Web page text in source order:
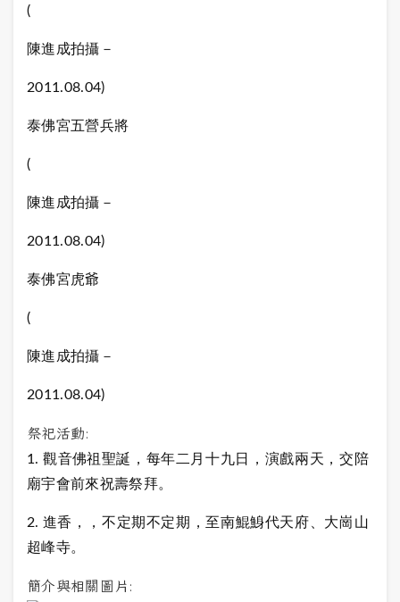
(
陳進成拍攝－
2011.08.04)
泰佛宮五營兵將
(
陳進成拍攝－
2011.08.04)
泰佛宮虎爺
(
陳進成拍攝－
2011.08.04)
祭祀活動:
1. 觀音佛祖聖誕 ，每年二月十九日，演戲兩天，交陪
廟宇會前來祝壽祭拜。
2. 進香 ，，不定期不定期，至南鯤鯓代天府、大崗山
超峰寺。
簡介與相關圖片: